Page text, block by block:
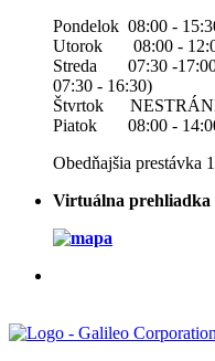
Pondelok 08:00 -
Utorok 08:00 -
Streda 07:30 -
07:30 - 16:30)
Štvrtok
Piatok 08:00 -
Obedňajšia prestávka
Virtuálna